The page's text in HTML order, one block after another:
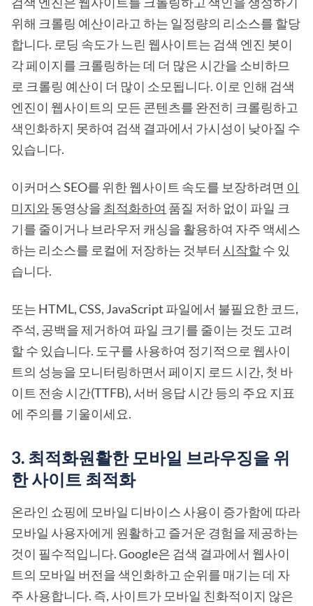
위해 크롤링 예산이라고 하는 일정량의 리소스를 할당
합니다. 로딩 속도가 느린 웹사이트는 검색 엔진 봇이
각 페이지를 크롤링하는 데 더 많은 시간을 소비하므
로 크롤링 예산이 더 많이 소모됩니다. 이로 인해 검색
엔진이 웹사이트의 모든 콘텐츠를 완전히 크롤링하고
색인화하지 못하여 검색 결과에서 가시성이 낮아질 수
있습니다.
이커머스 SEO를 위한 웹사이트 속도를 보장하려면 이
미지와동영상을 최적화하여 품질 저하 없이 파일 크
기를 줄이거나 브라우저 캐싱을 활용하여 자주 액세스
하는 리소스를 로컬에 저장하는 것부터 시작할수 있
습니다.
또는 HTML, CSS, JavaScript 파일에서 불필요한 코드,
주석, 공백을 제거하여 파일 크기를 줄이는 것도 고려
할 수 있습니다. 도구를 사용하여 정기적으로 웹사이
트의 성능을 모니터링하면서 페이지 로드 시간, 첫 바
이트 전송 시간(TTFB), 서버 응답 시간 등의 주요 지표
에 주의를 기울이세요.
3. 최적화원활한 모바일 브라우징을 위
한 사이트 최적화
온라인 쇼핑에 모바일 디바이스 사용이 증가함에 따라
모바일 사용자에게 원활하고 즐거운 경험을 제공하는
것이 필수적입니다. Google은 검색 결과에서 웹사이
트의 모바일 버전을 색인화하고 순위를 매기는 데 자
주 사용합니다. 즉, 사이트가 모바일 친화적이지 않은